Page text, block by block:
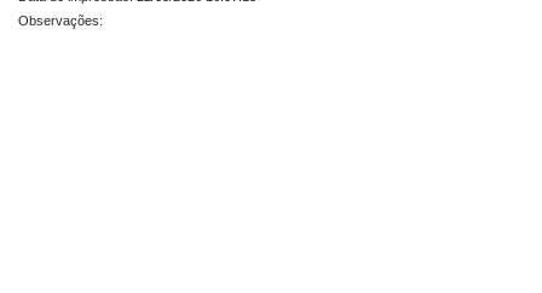
Observações: